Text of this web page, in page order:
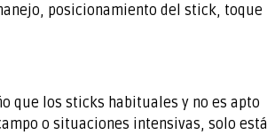
posicionamiento del stick, toque
que los sticks habituales y no es apto
o situaciones intensivas, solo está